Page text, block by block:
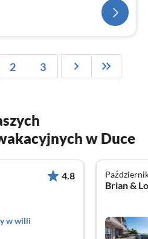
2 3
w Duce
4.8
w willi
Brian &